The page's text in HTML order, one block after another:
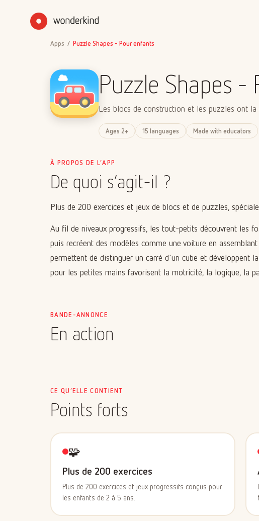
Apps / Puzzle Shapes - Pour enfants
Puzzle Shapes -
Les blocs de construction et les puzzles ont
Ages 2+ 15 languages Made with educators
À PROPOS DE L’APP
De quoi s’agit-il ?
Plus de 200 exercices et jeux de blocs et de puzzles,
Au fil de niveaux progressifs, les tout-petits découvrent les
puis recréent des modèles comme une voiture en
permettent de distinguer un carré d'un cube et développent
pour les petites mains favorisent la motricité, la logique, la
BANDE-ANNONCE
En action
CE QU’ELLE CONTIENT
Points forts
🧩
Plus de 200 exercices
Plus de 200 exercices et jeux progressifs conçus pour
les enfants de 2 à 5 ans.